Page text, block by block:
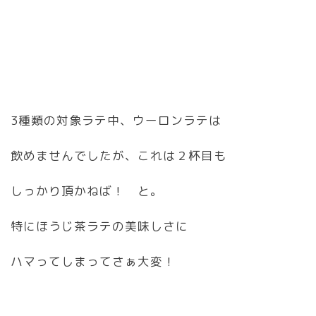
3種類の対象ラテ中、ウーロンラテは
飲めませんでしたが、これは２杯目も
しっかり頂かねば！ と。
特にほうじ茶ラテの美味しさに
ハマってしまってさぁ大変！